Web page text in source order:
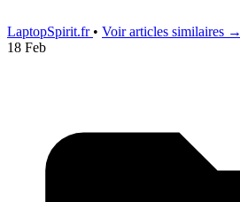
LaptopSpirit.fr • Voir articles similaires →
18 Feb